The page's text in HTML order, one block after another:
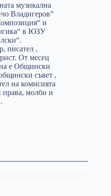
музикална
Владигеров”
и
в ЮЗУ
писател ,
От месец
е Общински
съвет ,
на комисията
права, молби и